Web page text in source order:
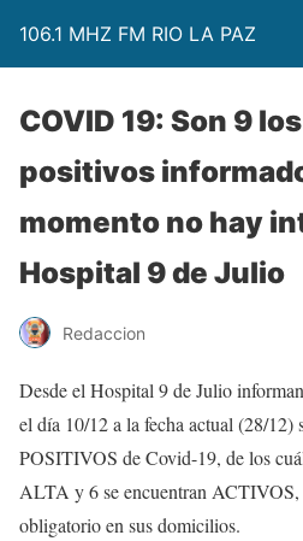
106.1 MHZ FM RIO LA PAZ
COVID 19: Son 9
positivos
momento no hay
Hospital 9 de Julio
Redaccion
Desde el Hospital 9 de Julio
el día 10/12 a la fecha actual (28/12)
POSITIVOS de Covid-19, de los
ALTA y 6 se encuentran ACTIVOS,
obligatorio en sus domicilios.